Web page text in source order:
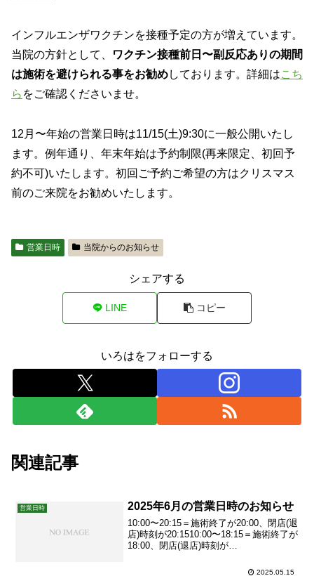
インフルエンザワクチンを接種予定の方が増えています。
当院の方針として、
ワクチン接種前日〜副反応ありの期間
は施術を避けられる事をお勧めしております。詳細はこち
ら をご確認くださいませ。
12月〜年始の営業日時は11/15(土)9:30に一般公開いたし
ます。例年通り、年末年始は予約制限(再来限定、初回予
約不可)いたします。初回ご予約ご希望の方はクリスマス
前のご来院をお勧めいたします。
営業日時 当院からのお知らせ
シェアする
LINE コピー
いろはをフォローする
関連記事
営業日時 2025年6月の営業日時のお知らせ
10:00〜20:15＝施術終了が20:00、閉店(退
店)時刻が20:1510:00〜18:15＝施術終了が
18:00、閉店(退店)時刻が
み、6/2(月)は15:00~20:15という変則的な
2025.05.15